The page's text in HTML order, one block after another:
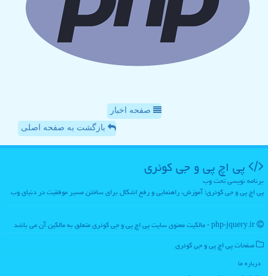
صفحه اخبار
بازگشت به صفحه اصلی
پی اچ پی و جی كوئری
برنامه نویسی تحت وب
پی اچ پی و جی کوئری؛ آموزش، راهنمایی و رفع اشکال برای ساختن مسیر موفقیت در دنیای وب
صفحات پی اچ پی و جی كوئری
درباره ما